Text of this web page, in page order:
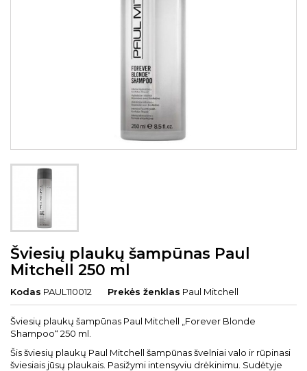
Šviesių plaukų šampūnas Paul
Mitchell 250 ml
Kodas PAUL110012 Prekės ženklas Paul Mitchell
Šviesių plaukų šampūnas Paul Mitchell „Forever Blonde
Shampoo“ 250 ml.
Šis šviesių plaukų Paul Mitchell šampūnas švelniai valo ir rūpinasi
šviesiais jūsų plaukais. Pasižymi intensyviu drėkinimu. Sudėtyje